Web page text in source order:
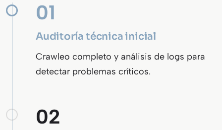
01
Auditoría técnica inicial
Crawleo completo y análisis de logs para
detectar problemas críticos.
02